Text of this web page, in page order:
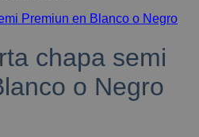
precios:
hasta
$283,568.00
chapa semi
o Negro